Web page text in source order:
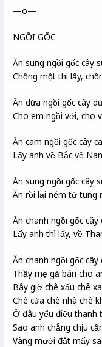
—o—
NGỒI GỐC
Ăn sung ngồi gốc cây
Chồng một thì lấy,
Ăn dừa ngồi gốc cây
Cho em ngồi với, cho
Ăn cam ngồi gốc cây
Lấy anh về Bắc về
Ăn sung ngồi gốc cây
Ăn rồi lại ném tứ tung
Ăn chanh ngồi gốc cây
Lấy anh thì lấy, về
Ăn chanh ngồi gốc cây
Thầy mẹ gả bán cho
Bây giờ chê xấu chê xa
Chê cửa chê nhà chê
Ở đâu yểu điệu thanh
Sao anh chẳng chịu
Vàng mười đắt mấy